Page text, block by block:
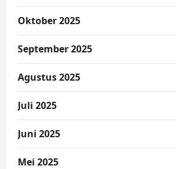
Oktober 2025
September 2025
Agustus 2025
Juli 2025
Juni 2025
Mei 2025